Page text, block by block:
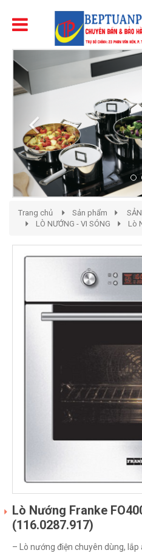
Previous
Trang chủ Sản phẩm
LÒ NƯỚNG - VI SÓNG
Lò
Lò Nướng Franke
(116.0287.917)
– Lò nướng điện chuyên dùng, lắp